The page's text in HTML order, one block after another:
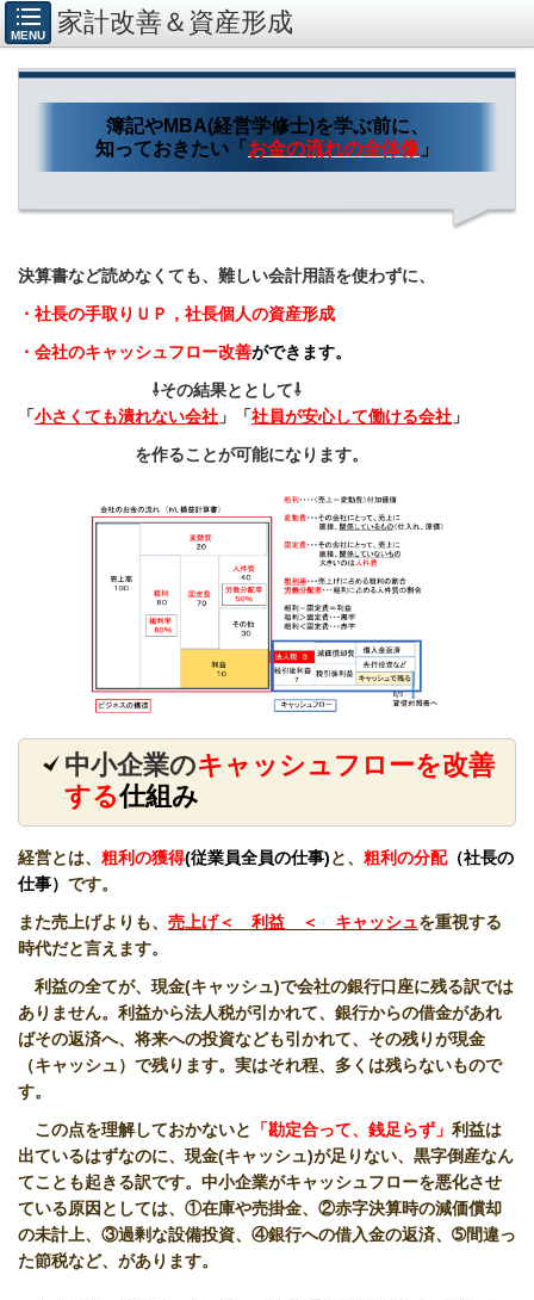
MENU 家計改善＆資産形成
簿記やMBA(経営学修士)を学ぶ前に、
知っておきたい「 お金の流れの全体像 」
決算書など読めなくても、難しい会計用語を使わずに、
・社長の手取りＵＰ，社長個人の資産形成
・会社のキャッシュフロー改善ができます。
⇩その結果ととして⇩
「小さくても潰れない会社 」「社員が安心して働ける会社 」
を作ることが可能になります。
中小企業のキャッシュフローを改善
する仕組み
経営とは、 粗利の獲得(従業員全員の仕事)と、 粗利の分配（社長の
仕事） です。
また売上げよりも、 売上げ＜ 利益 ＜ キャッシュを重視する
時代だと言えます。
利益の全てが、現金(キャッシュ)で会社の銀行口座に残る訳では
ありません。 利益から法人税が引かれて、銀行からの借金があれ
ばその返済へ、将来への投資なども引かれて、その残りが現金
（キャッシュ）で残ります。実はそれ程、多くは残らないもので
す。
この点を理解しておかないと
「勘定合って、銭足らず」 利益は
出ているはずなのに、現金(キャッシュ)が足りない、黒字倒産なん
てことも起きる訳です。 中小企業がキャッシュフローを悪化させ
ている原因としては、①在庫や売掛金、②赤字決算時の減価償却
の未計上、③過剰な設備投資、④銀行への借入金の返済、➄間違っ
た節税など、があります。